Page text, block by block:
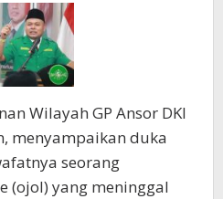
Wilayah GP Ansor DKI
menyampaikan duka
seorang
(ojol) yang meninggal